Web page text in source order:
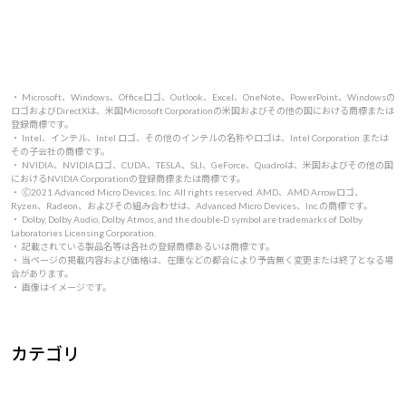
・ Microsoft、Windows、Officeロゴ、Outlook、Excel、OneNote、PowerPoint、Windowsの
ロゴおよびDirectXは、米国Microsoft Corporationの米国およびその他の国における商標または
登録商標です。
・ Intel、インテル、Intel ロゴ、その他のインテルの名称やロゴは、Intel Corporation または
その子会社の商標です。
・ NVIDIA、NVIDIAロゴ、CUDA、TESLA、SLI、GeForce、Quadroは、米国およびその他の国
におけるNVIDIA Corporationの登録商標または商標です。
・ 🄫2021 Advanced Micro Devices, Inc. All rights reserved. AMD、AMD Arrowロゴ、
Ryzen、Radeon、およびその組み合わせは、Advanced Micro Devices、Inc.の商標です。
・ Dolby, Dolby Audio, Dolby Atmos, and the double-D symbol are trademarks of Dolby
Laboratories Licensing Corporation.
・ 記載されている製品名等は各社の登録商標あるいは商標です。
・ 当ページの掲載内容および価格は、在庫などの都合により予告無く変更または終了となる場
合があります。
・ 画像はイメージです。
カテゴリ